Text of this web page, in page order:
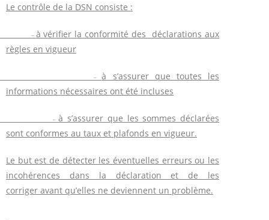
Le contrôle de la DSN consiste :
à vérifier la conformité des déclarations aux
règles en vigueur
à s’assurer que toutes les
informations nécessaires ont été incluses
à s’assurer que les sommes déclarées
sont conformes au taux et plafonds en vigueur.
Le but est de détecter les éventuelles erreurs ou les
incohérences dans la déclaration et de les
corriger avant qu’elles ne deviennent un problème.